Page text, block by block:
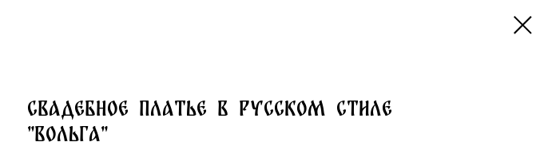
Свадебное платье в русском стиле
"Вольга"